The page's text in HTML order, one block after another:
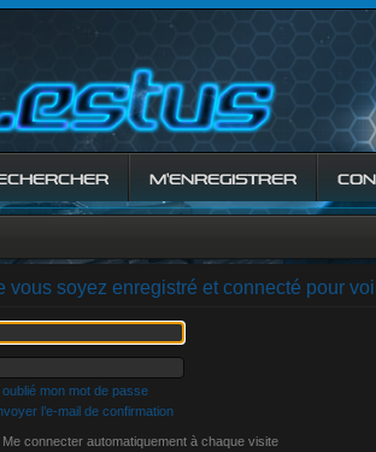
M’ENREGISTRER
vous soyez enregistré et connecté pour
oublié mon mot de passe
l’e-mail de confirmation
Me connecter automatiquement à chaque visite